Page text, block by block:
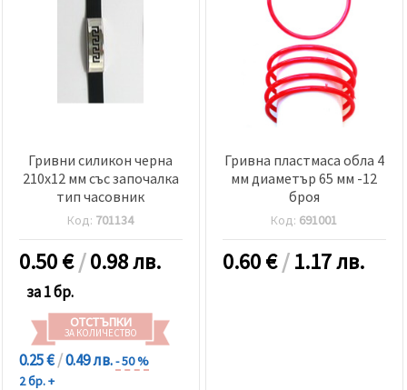
Гривни силикон черна
210x12 мм със започалка
тип часовник
Код: 701134
0.50€/0.98 лв.
за 1 бр.
ОТСТЪПКИ
ЗА КОЛИЧЕСТВО
0.25 €/0.49 лв.- 50 %
2 бр. +
Гривна пластмаса обла 4
мм диаметър 65 мм -12
броя
Код: 691001
0.60€/1.17 лв.